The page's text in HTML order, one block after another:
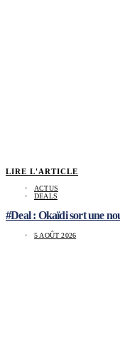
LIRE L'ARTICLE
ACTUS
DEALS
#Deal : Okaïdi sort une
5 AOÛT 2026